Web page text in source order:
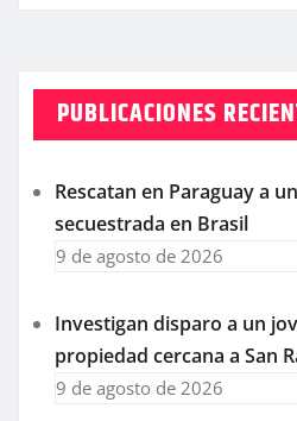
PUBLICACIONES
Rescatan en Paraguay a
secuestrada en Brasil
9 de agosto de 2026
Investigan disparo a un
propiedad cercana a San
9 de agosto de 2026